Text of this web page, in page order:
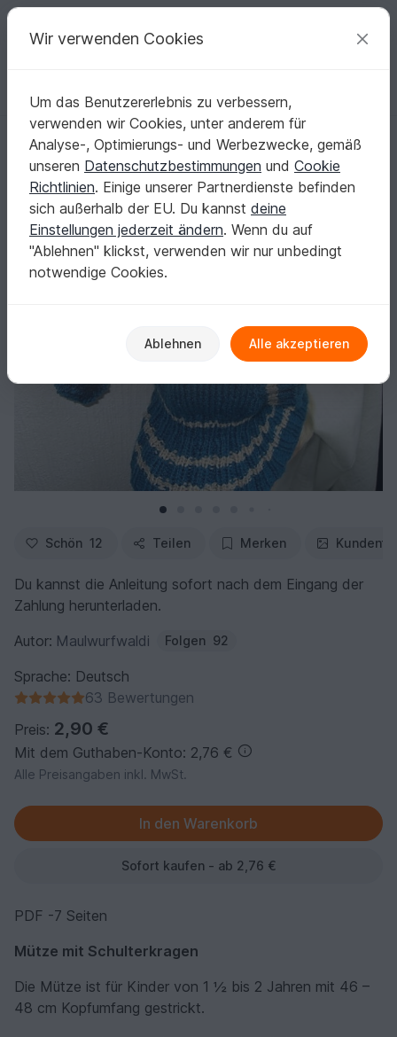
Deine kreativen Ideen
Deutsch | € (EUR) einloggen Kostenlos registrieren
Startseite Stricken Kinder Mützen & Hüte
Kleinkinder Schalmütze, gestrickt
Kleinkinder Schalmütze, gestrickt
Schön 12 Teilen Merken
Du kannst die Anleitung sofort nach dem Eingang der
Zahlung herunterladen.
Autor: Maulwurfwaldi Folgen 92
Sprache: Deutsch
63 Bewertungen
Preis: 2,90 €
Mit dem Guthaben-Konto: 2,76 €
Alle Preisangaben inkl. MwSt.
Sofort kaufen - ab 2,76 €
PDF -7 Seiten
Mütze mit Schulterkragen
Die Mütze ist für Kinder von 1 ½ bis 2 Jahren mit 46 –
48 cm Kopfumfang gestrickt.
Wir verwenden Cookies
Um das Benutzererlebnis zu verbessern,
verwenden wir Cookies, unter anderem für
Analyse-, Optimierungs- und Werbezwecke, gemäß
unseren Datenschutzbestimmungen und Cookie
Richtlinien. Einige unserer Partnerdienste befinden
sich außerhalb der EU. Du kannst deine
Einstellungen jederzeit ändern. Wenn du auf
"Ablehnen" klickst, verwenden wir nur unbedingt
notwendige Cookies.
Ablehnen Alle akzeptieren